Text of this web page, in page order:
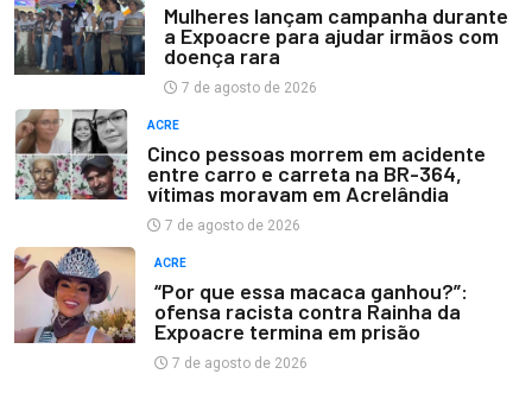
Mulheres lançam campanha durante
a Expoacre para ajudar irmãos com
doença rara
7 de agosto de 2026
ACRE
Cinco pessoas morrem em acidente
entre carro e carreta na BR-364,
vítimas moravam em Acrelândia
7 de agosto de 2026
ACRE
“Por que essa macaca ganhou?”:
ofensa racista contra Rainha da
Expoacre termina em prisão
7 de agosto de 2026